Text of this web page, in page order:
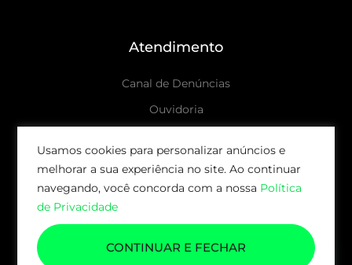
Usamos cookies para personalizar anúncios e
melhorar a sua experiência no site. Ao continuar
navegando, você concorda com a nossa Política
de Privacidade
CONTINUAR E FECHAR
Atendimento
Canal de Denúncias
Ouvidoria
© 2026 AUDAX CAPITAL | TODOS OS DIREITOS